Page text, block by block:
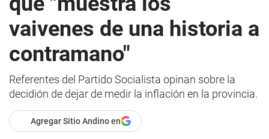
vaivenes de una historia a
contramano"
Referentes del Partido Socialista opinan sobre la
decidión de dejar de medir la inflación en la provincia.
Agregar Sitio Andino en